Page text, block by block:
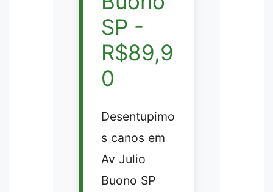
SP -
R$89,9
0
Desentupimo
s canos em
Av Julio
Buono SP